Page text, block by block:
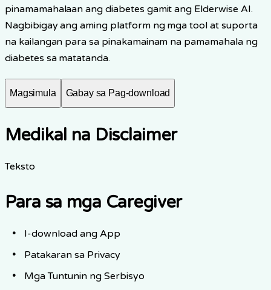
pinamamahalaan ang diabetes gamit ang Elderwise AI.
Nagbibigay ang aming platform ng mga tool at suporta
na kailangan para sa pinakamainam na pamamahala ng
diabetes sa matatanda.
Magsimula Gabay sa Pag-download
Medikal na Disclaimer
Teksto
Para sa mga Caregiver
I-download ang App
Patakaran sa Privacy
Mga Tuntunin ng Serbisyo